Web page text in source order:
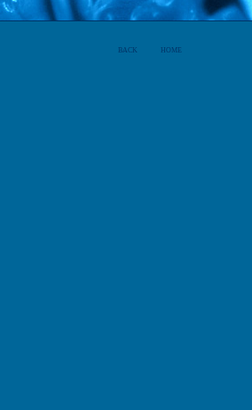
BACK HOME